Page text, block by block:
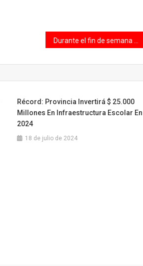
Durante el fin de semana se retuvieron 169 vehículos en operativos de control
Récord: Provincia Invertirá $ 25.000
Millones En Infraestructura Escolar En
2024
18 de julio de 2024